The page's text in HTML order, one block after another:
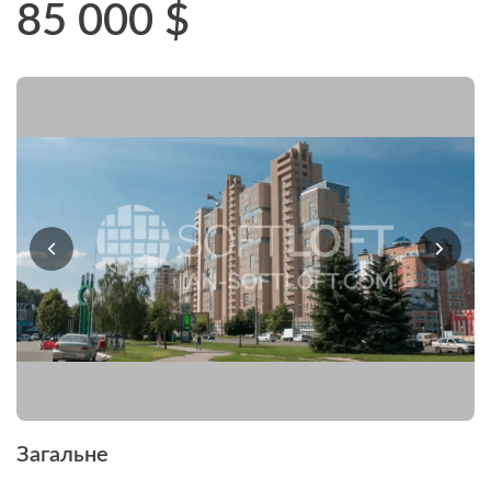
85 000 $
Загальне